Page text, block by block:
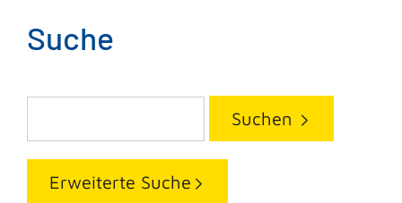
Suche
Suchen
Erweiterte Suche